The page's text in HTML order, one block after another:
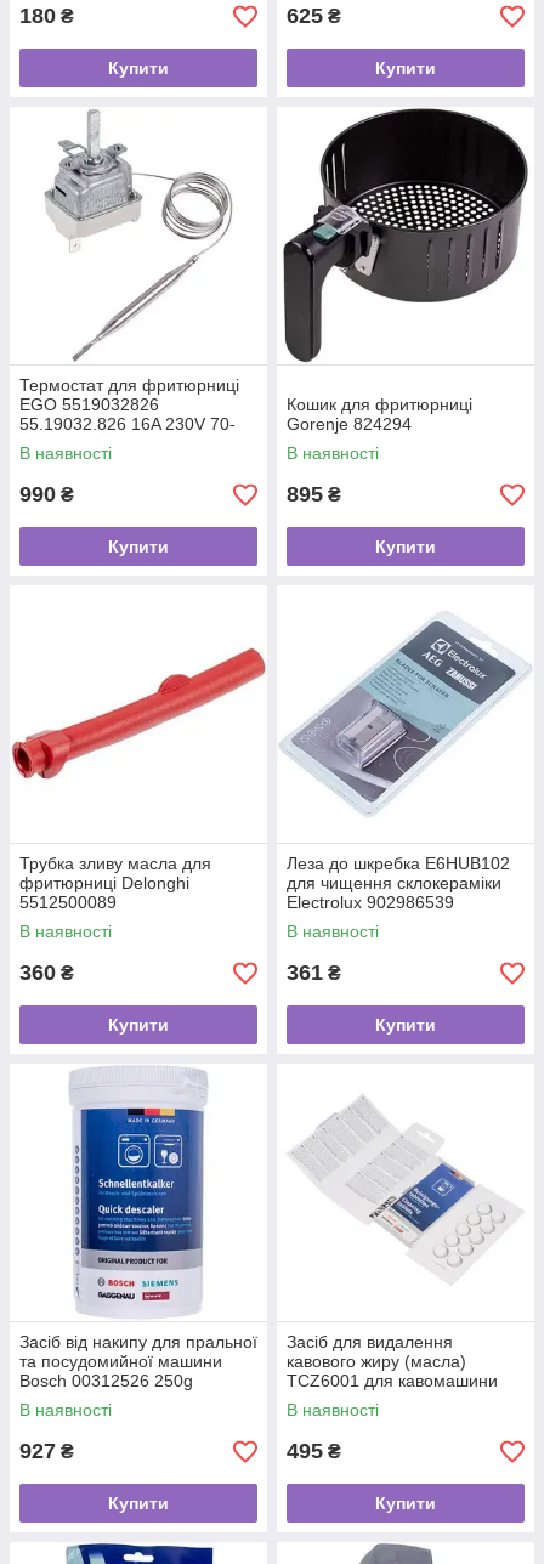
180 ₴
Купити
625 ₴
Купити
Термостат для фритюрниці
EGO 5519032826
55.19032.826 16A 230V 70-
200 °C капіляр L=900mm
В наявності
990 ₴
Купити
Кошик для фритюрниці
Gorenje 824294
В наявності
895 ₴
Купити
Трубка зливу масла для
фритюрниці Delonghi
5512500089
В наявності
360 ₴
Купити
Леза до шкребка E6HUB102
для чищення склокераміки
Electrolux 902986539
В наявності
361 ₴
Купити
Засіб від накипу для пральної
та посудомийної машини
Bosch 00312526 250g
В наявності
927 ₴
Купити
Засіб для видалення
кавового жиру (масла)
TCZ6001 для кавомашини
Bosch 00312295
В наявності
495 ₴
Купити